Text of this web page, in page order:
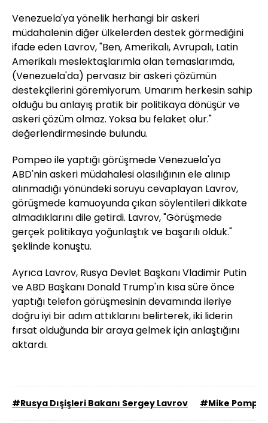
Venezuela'ya yönelik herhangi bir askeri
müdahalenin diğer ülkelerden destek görmediğini
ifade eden Lavrov, "Ben, Amerikalı, Avrupalı, Latin
Amerikalı meslektaşlarımla olan temaslarımda,
(Venezuela'da) pervasız bir askeri çözümün
destekçilerini göremiyorum. Umarım herkesin sahip
olduğu bu anlayış pratik bir politikaya dönüşür ve
askeri çözüm olmaz. Yoksa bu felaket olur."
değerlendirmesinde bulundu.
Pompeo ile yaptığı görüşmede Venezuela'ya
ABD'nin askeri müdahalesi olasılığının ele alınıp
alınmadığı yönündeki soruyu cevaplayan Lavrov,
görüşmede kamuoyunda çıkan söylentileri dikkate
almadıklarını dile getirdi. Lavrov, "Görüşmede
gerçek politikaya yoğunlaştık ve başarılı olduk."
şeklinde konuştu.
Ayrıca Lavrov, Rusya Devlet Başkanı Vladimir Putin
ve ABD Başkanı Donald Trump'ın kısa süre önce
yaptığı telefon görüşmesinin devamında ileriye
doğru iyi bir adım attıklarını belirterek, iki liderin
fırsat olduğunda bir araya gelmek için anlaştığını
aktardı.
#Rusya Dışişleri Bakanı Sergey Lavrov #Mike